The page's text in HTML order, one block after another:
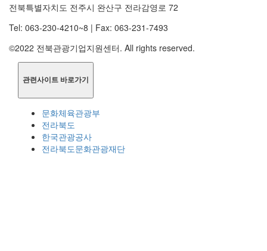
전북특별자치도 전주시 완산구 전라감영로 72
Tel: 063-230-4210~8 | Fax: 063-231-7493
©2022 전북관광기업지원센터. All rights reserved.
관련사이트 바로가기
문화체육관광부
전라북도
한국관광공사
전라북도문화관광재단